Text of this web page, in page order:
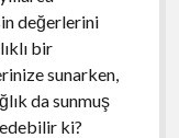
değerlerini
bir
sunarken,
da sunmuş
ki?